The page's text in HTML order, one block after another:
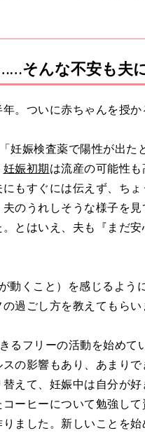
そんな不安も夫
。ついに赤ちゃんを授か
妊娠検査薬で陽性が出た
妊娠初期は流産の可能性も
もすぐには伝えず、ち
夫のうれしそうな様子を
とはいえ、夫も『まだ
動くこと）を感じるよ
過ごし方を教えてもらい
るフリーの活動を始めて
の影響もあり、あまり
えて、妊娠中は自分が
ーヒーについて勉強し
ました。新しいことを